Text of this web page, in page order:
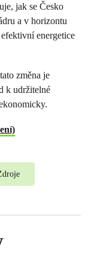
jak se Česko
a v horizontu
energetice
změna je
k udržitelné